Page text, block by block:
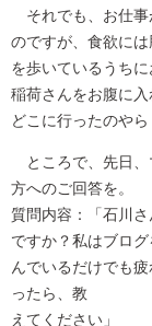
それでも、お仕事
のですが、食欲に
を歩いているうち
稲荷さんをお腹に
どこに行ったのやら
ところで、先日、
方へのご回答を。
質問内容：「石川
ですか？私はブログ
んでいるだけでも
ったら、教
えてください」